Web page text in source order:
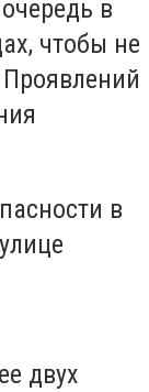
в
чтобы не
в
двух